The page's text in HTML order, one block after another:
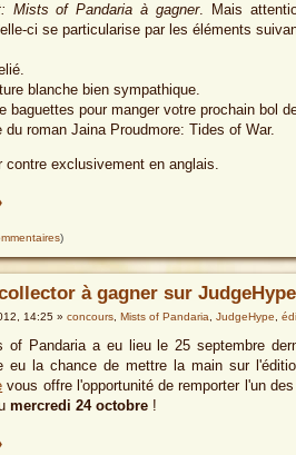
Mists of Pandaria à gagner. Mais
ci se particularise par les éléments
blanche bien sympathique.
baguettes pour manger votre prochain bol
du roman Jaina Proudmore: Tides of War.
contre exclusivement en anglais.
)
à gagner sur JudgeHype
14:25 » concours Mists of Pandaria JudgeHype
of Pandaria a eu lieu le 25 septembre
eu la chance de mettre la main sur
vous offre l'opportunité de remporter l'un
mercredi 24 octobre !